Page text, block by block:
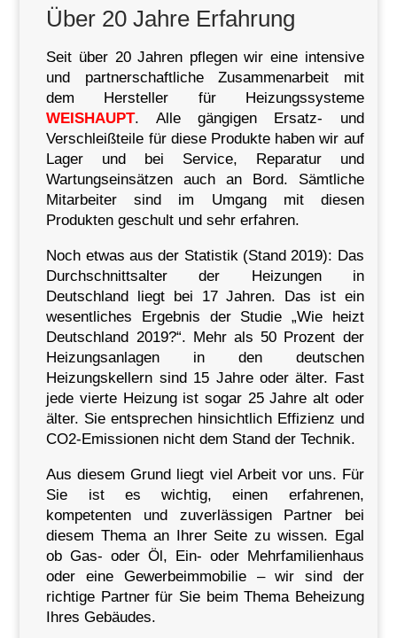
Über 20 Jahre Erfahrung
Seit über 20 Jahren pflegen wir eine intensive
und partnerschaftliche Zusammenarbeit mit
dem Hersteller für Heizungssysteme
WEISHAUPT. Alle gängigen Ersatz- und
Verschleißteile für diese Produkte haben wir auf
Lager und bei Service, Reparatur und
Wartungseinsätzen auch an Bord. Sämtliche
Mitarbeiter sind im Umgang mit diesen
Produkten geschult und sehr erfahren.
Noch etwas aus der Statistik (Stand 2019): Das
Durchschnittsalter der Heizungen in
Deutschland liegt bei 17 Jahren. Das ist ein
wesentliches Ergebnis der Studie „Wie heizt
Deutschland 2019?“. Mehr als 50 Prozent der
Heizungsanlagen in den deutschen
Heizungskellern sind 15 Jahre oder älter. Fast
jede vierte Heizung ist sogar 25 Jahre alt oder
älter. Sie entsprechen hinsichtlich Effizienz und
CO2-Emissionen nicht dem Stand der Technik.
Aus diesem Grund liegt viel Arbeit vor uns. Für
Sie ist es wichtig, einen erfahrenen,
kompetenten und zuverlässigen Partner bei
diesem Thema an Ihrer Seite zu wissen. Egal
ob Gas- oder Öl, Ein- oder Mehrfamilienhaus
oder eine Gewerbeimmobilie – wir sind der
richtige Partner für Sie beim Thema Beheizung
Ihres Gebäudes.